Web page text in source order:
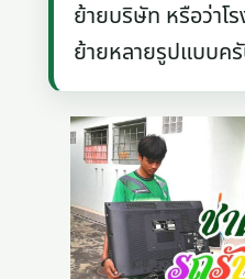
ย้ายบริษัท หรือว่าโ
ย้ายหลายรูปแบบค